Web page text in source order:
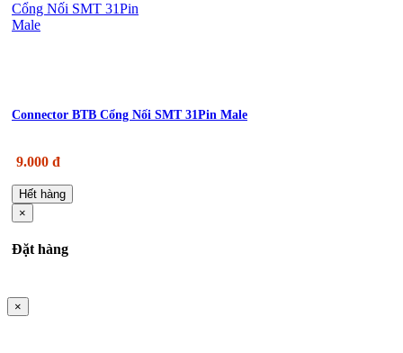
Connector BTB Cổng Nối SMT 31Pin Male
9.000 đ
Hết hàng
×
Đặt hàng
×